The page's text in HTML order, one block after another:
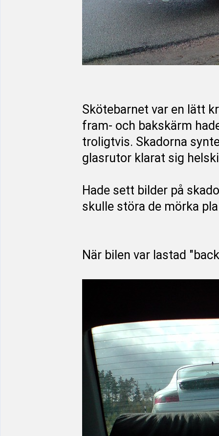
Skötebarnet var en lätt
fram- och bakskärm
troligtvis. Skadorna
glasrutor klarat sig
Hade sett bilder på
skulle störa de mörka
När bilen var lastad